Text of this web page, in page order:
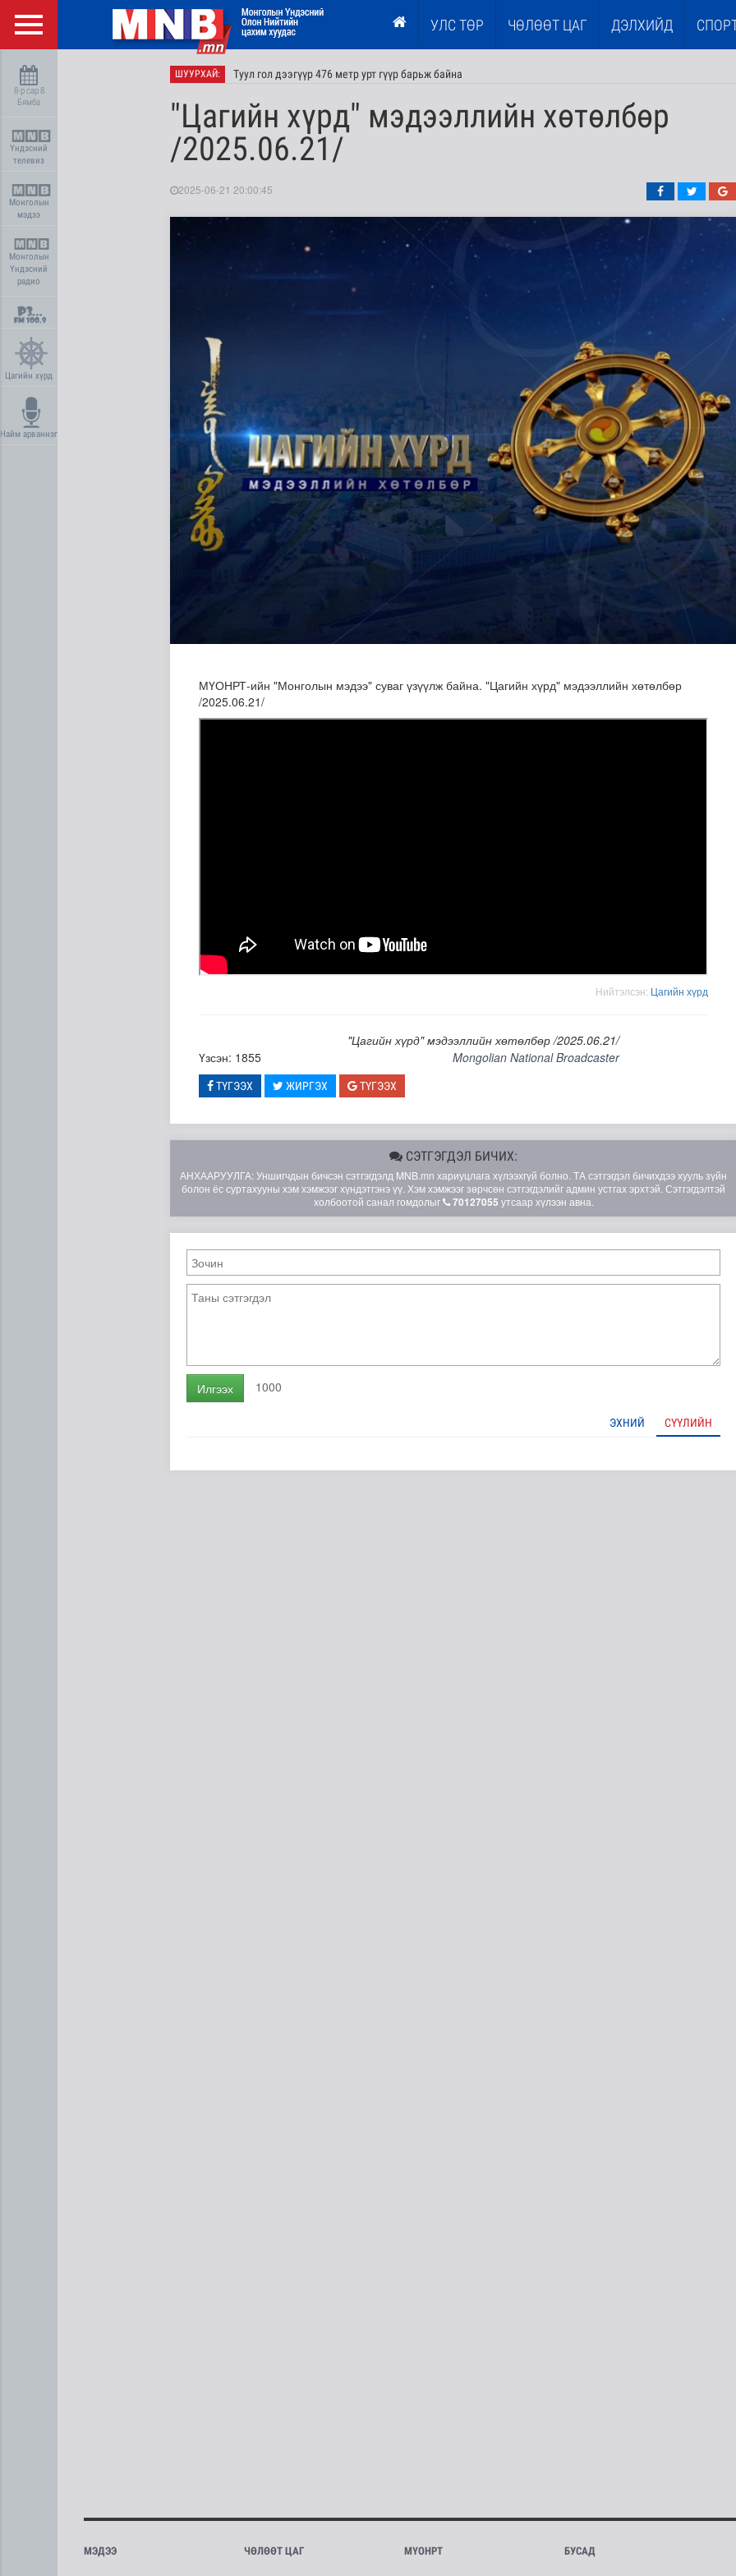
УЛС ТӨР ЧӨЛӨӨТ ЦАГ ДЭЛХИЙД
8-р сар 8
Бямба
Үндэсний
телевиз
Монголын
мэдээ
Монголын
Үндэсний
радио
Цагийн хүрд
Найм арваннэг
ШУУРХАЙ: Туул гол дээгүүр 476 метр урт гүүр барьж байна
"Цагийн хүрд" мэдээллийн хөтөлбөр
/2025.06.21/
2025-06-21 20:00:45
МҮОНРТ-ийн "Монголын мэдээ" суваг үзүүлж байна. "Цагийн хүрд" мэдээллийн хөтөлбөр
/2025.06.21/
Нийтэлсэн: Цагийн хүрд
"Цагийн хүрд" мэдээллийн хөтөлбөр /2025.06.21/
Үзсэн: 1855
Mongolian National Broadcaster
ТҮГЭЭХ ЖИРГЭХ ТҮГЭЭХ
СЭТГЭГДЭЛ БИЧИХ:
АНХААРУУЛГА: Уншигчдын бичсэн сэтгэгдэлд MNB.mn хариуцлага хүлээхгүй болно. ТА сэтгэгдэл бичихдээ хууль зүйн
болон ёс суртахууны хэм хэмжээг хүндэтгэнэ үү. Хэм хэмжээг зөрчсөн сэтгэгдэлийг админ устгах эрхтэй. Сэтгэгдэлтэй
холбоотой санал гомдолыг
70127055 утсаар хүлээн авна.
Илгээх 1000
ЭХНИЙ СҮҮЛИЙН
МЭДЭЭ ЧӨЛӨӨТ ЦАГ МҮОНРТ БУСАД